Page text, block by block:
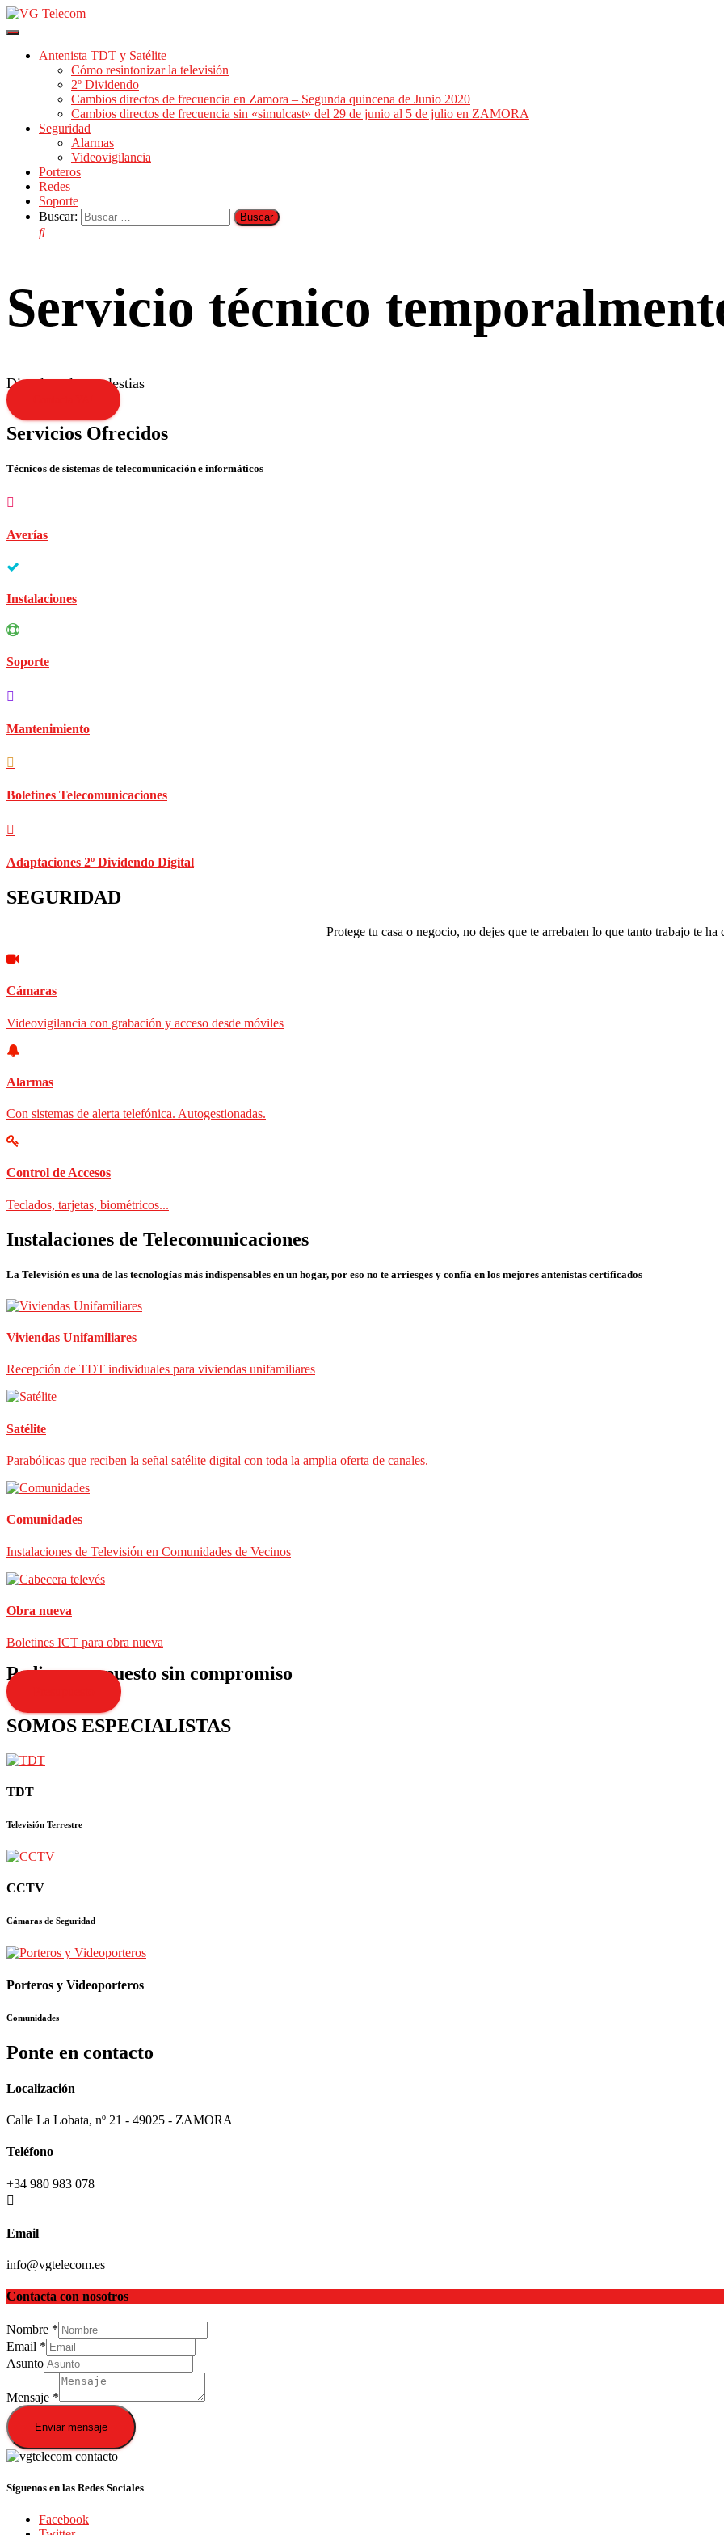
Cambiar
navegación
Antenista TDT y Satélite
Cómo resintonizar la televisión
2º Dividendo
Cambios directos de frecuencia en Zamora – Segunda quincena de Junio 2020
Cambios directos de frecuencia sin «simulcast» del 29 de junio al 5 de julio en ZAMORA
Seguridad
Alarmas
Videovigilancia
Porteros
Redes
Soporte
Buscar:
Servicio técnico
Disculpen las molestias
Servicios Ofrecidos
Técnicos de sistemas de telecomunicación e informáticos
Averías
Instalaciones
Soporte
Mantenimiento
Boletines Telecomunicaciones
Adaptaciones 2º Dividendo Digital
SEGURIDAD
Protege tu casa o negocio, no dejes que te arrebaten lo que tanto trabajo te ha
Cámaras
Videovigilancia con grabación y acceso desde móviles
Alarmas
Con sistemas de alerta telefónica. Autogestionadas.
Control de Accesos
Teclados, tarjetas, biométricos...
Instalaciones de Telecomunicaciones
La Televisión es una de las tecnologías más indispensables en un hogar, por eso no te arriesges y confía en los mejores antenistas certificados
Viviendas Unifamiliares
Recepción de TDT individuales para viviendas unifamiliares
Satélite
Parabólicas que reciben la señal satélite digital con toda la amplia oferta de canales.
Comunidades
Instalaciones de Televisión en Comunidades de Vecinos
Obra nueva
Boletines ICT para obra nueva
Pedir presupuesto sin compromiso
SOMOS ESPECIALISTAS
TDT
Televisión Terrestre
CCTV
Cámaras de Seguridad
Porteros y Videoporteros
Comunidades
Ponte en contacto
Localización
Calle La Lobata, nº 21 - 49025 - ZAMORA
Teléfono
+34 980 983 078
Email
info@vgtelecom.es
Contacta con nosotros
Nombre *
Email *
Asunto
Mensaje *
Enviar mensaje
Síguenos en las Redes Sociales
Facebook